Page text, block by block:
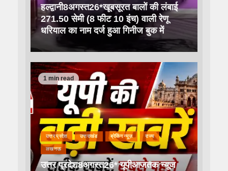
हल्द्वानी8अगस्त26*खूबसूरत बालों की लंबाई
271.50 सेमी (8 फीट 10 इंच) वाली रेणू
धरियाल का नाम दर्ज हुआ गिनीज बुक में
1 min read
उत्तर प्रदेश उत्तराखंड ब्रेकिंग न्यूज़ राज्य
लखनऊ
उत्तर प्रदेश8अगस्त26* यूपीआजतक न्यूज